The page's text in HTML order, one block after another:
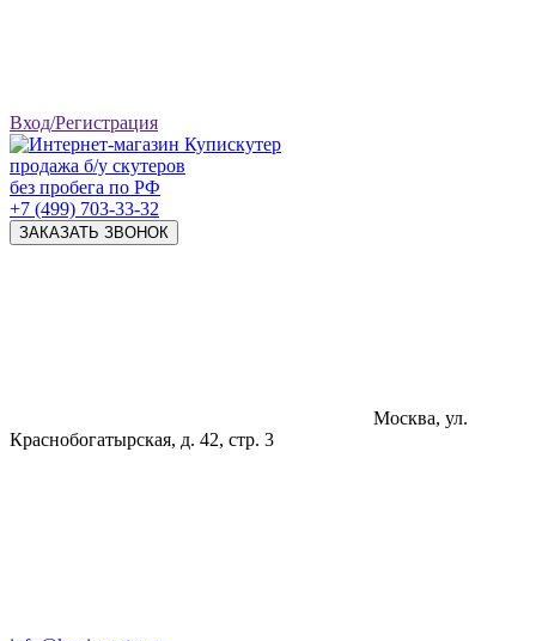
Вход/Регистрация
продажа б/у скутеров
без пробега по РФ
+7 (499) 703-33-32
ЗАКАЗАТЬ ЗВОНОК
Москва, ул.
Краснобогатырская, д. 42, стр. 3